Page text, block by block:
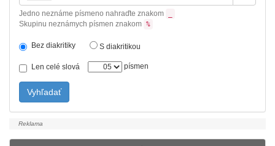
Jedno neznáme písmeno nahraďte znakom
Skupinu neznámych písmen znakom %
Bez diakritiky S diakritikou
Len celé slová písmen
Vyhľadať